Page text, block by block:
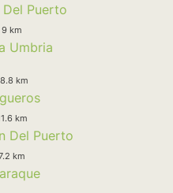
Del Puerto
9 km
Umbria
km
km
Del Puerto
km